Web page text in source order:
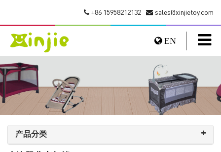
sales@xinjietoy.com
+86 15958212132
EN
产品分类